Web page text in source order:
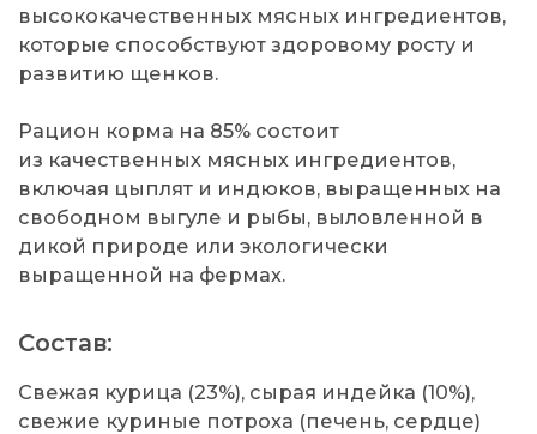
высококачественных мясных ингредиентов,
которые способствуют здоровому росту и
развитию щенков.
Рацион корма на 85% состоит
из качественных мясных ингредиентов,
включая цыплят и индюков, выращенных на
свободном выгуле и рыбы, выловленной в
дикой природе или экологически
выращенной на фермах.
Состав:
Свежая курица (23%), сырая индейка (10%),
свежие куриные потроха (печень, сердце)